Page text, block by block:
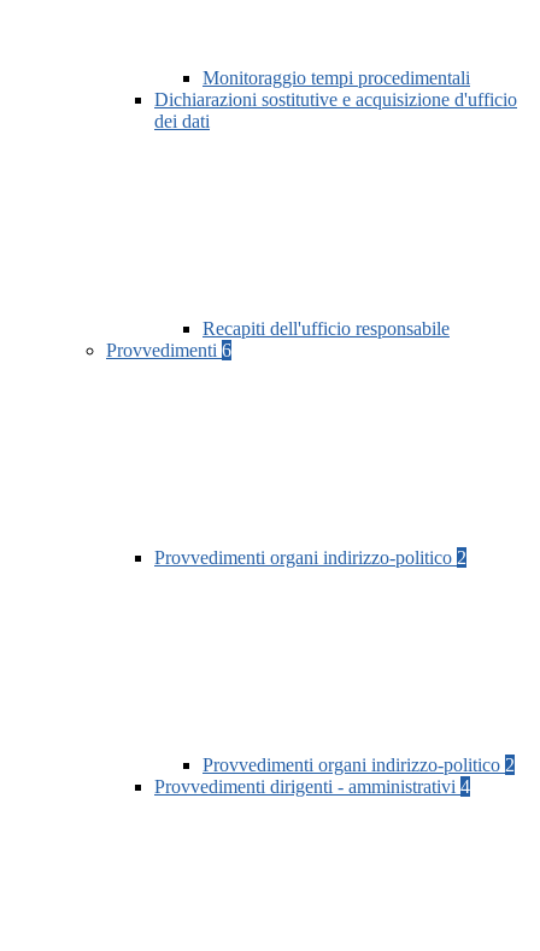
Monitoraggio tempi procedimentali
Dichiarazioni sostitutive e acquisizione d'ufficio
dei dati
Recapiti dell'ufficio responsabile
Provvedimenti 6
Provvedimenti organi indirizzo-politico 2
Provvedimenti organi indirizzo-politico 2
Provvedimenti dirigenti - amministrativi 4